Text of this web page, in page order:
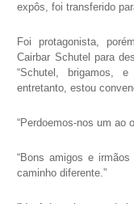
expôs, foi transferido
Foi protagonista,
Cairbar Schutel para
“Schutel, brigamos,
entretanto, estou
“Perdoemos-nos um ao
“Bons amigos e
caminho diferente.”